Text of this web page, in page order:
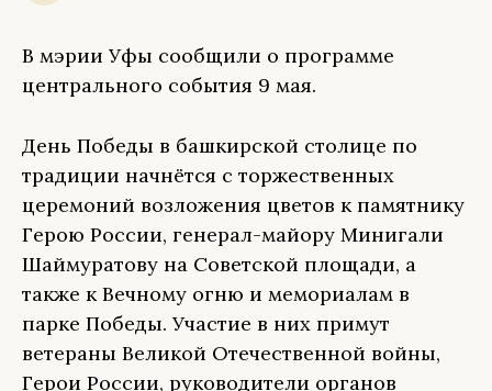
В мэрии Уфы сообщили о программе
центрального события 9 мая.
День Победы в башкирской столице по
традиции начнётся с торжественных
церемоний возложения цветов к памятнику
Герою России, генерал-майору Минигали
Шаймуратову на Советской площади, а
также к Вечному огню и мемориалам в
парке Победы. Участие в них примут
ветераны Великой Отечественной войны,
Герои России, руководители органов